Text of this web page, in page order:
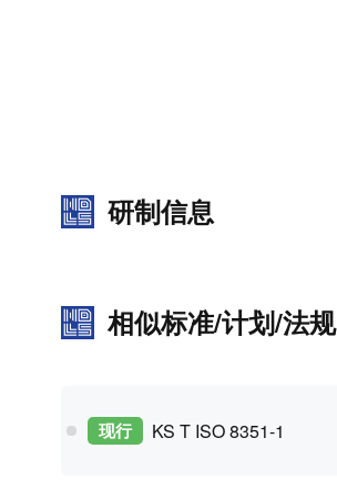
研制信息
相似标准/计划/法规
现行 KS T ISO 8351-1